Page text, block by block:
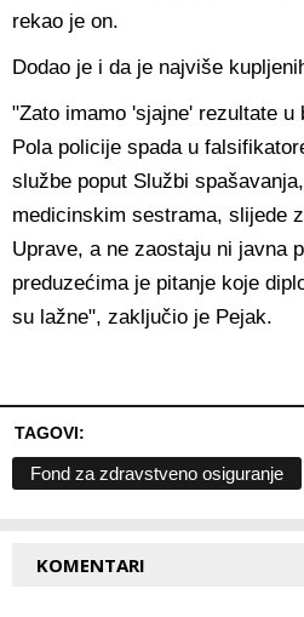
rekao je on.
Dodao je i da je najviše
"Zato imamo 'sjajne' rezultate u
Pola policije spada u
službe poput Službi
medicinskim sestrama, slijede
Uprave, a ne zaostaju ni javna
preduzećima je pitanje koje
su lažne", zaključio je Pejak.
TAGOVI:
Fond za zdravstveno osiguranje
KOMENTARI